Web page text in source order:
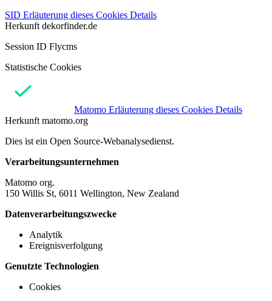
SID Erläuterung dieses Cookies Details
Herkunft dekorfinder.de
Session ID Flycms
Statistische Cookies
Matomo Erläuterung dieses Cookies Details
Herkunft matomo.org
Dies ist ein Open Source-Webanalysedienst.
Verarbeitungsunternehmen
Matomo org.
150 Willis St, 6011 Wellington, New Zealand
Datenverarbeitungszwecke
Analytik
Ereignisverfolgung
Genutzte Technologien
Cookies